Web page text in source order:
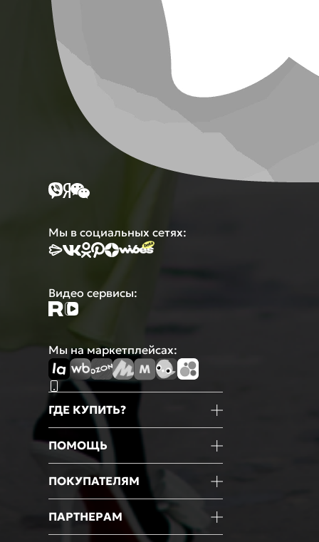
Мы в социальных сетях:
Видео сервисы:
Мы на маркетплейсах:
ГДЕ КУПИТЬ?
Маркетплейсы
ПОМОЩЬ
Информация о товаре
Оформление покупки
Доставка
ПОКУПАТЕЛЯМ
Новости
ПАРТНЕРАМ